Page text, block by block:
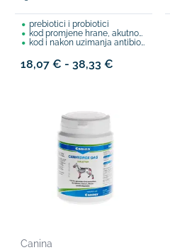
prebiotici i probiotici
kod promjene hrane, akutnog proljeva
kod i nakon uzimanja antibiotika
18,07 € - 38,33 €
Canina